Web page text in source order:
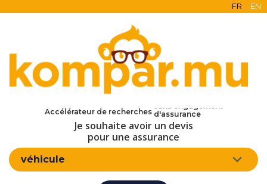
FR EN
Accélérateur de recherches
en ligne
d'assurance
Je souhaite avoir un devis
pour une assurance
véhicule